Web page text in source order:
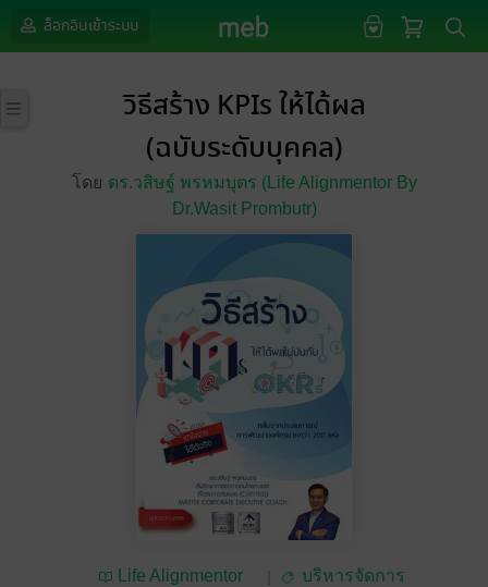
ล็อกอินเข้าระบบ
วิธีสร้าง KPIs ให้ได้ผล
(ฉบับระดับบุคคล)
โดย ดร.วสิษฐ์ พรหมบุตร (Life Alignmentor By
Dr.Wasit Prombutr)
Life Alignmentor
บริหารจัดการ